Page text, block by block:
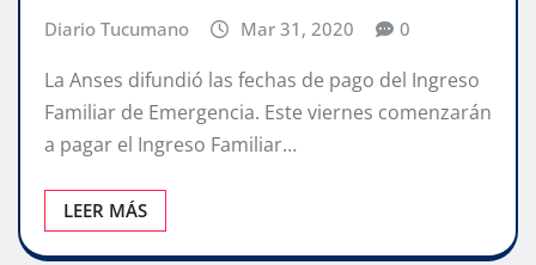
Diario Tucumano Mar 31, 2020 0
La Anses difundió las fechas de pago del Ingreso
Familiar de Emergencia. Este viernes comenzarán
a pagar el Ingreso Familiar…
LEER MÁS